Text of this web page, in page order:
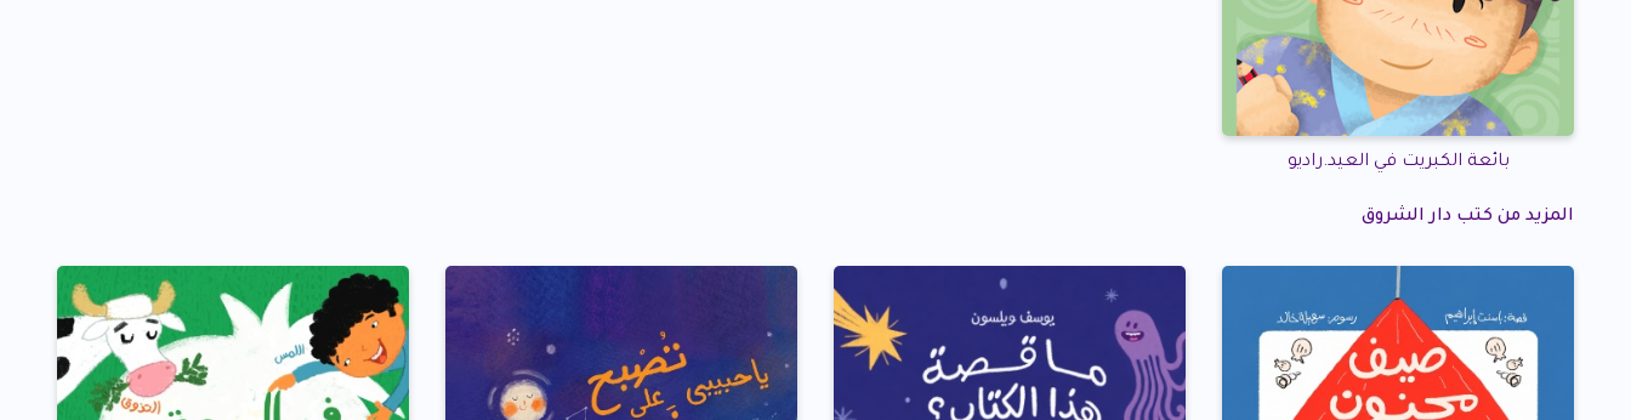
بائعة الكبريت في العيد.راديو
المزيد من كتب دار الشروق